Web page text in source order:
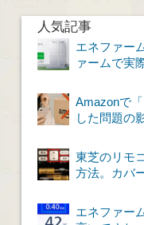
人気記事
エネファー
ァームで実
Amazonで
した問題の
東芝のリモ
方法。カバ
エネファー